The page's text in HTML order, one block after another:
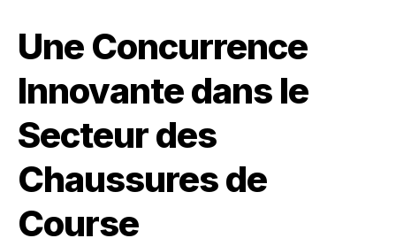
Une Concurrence
Innovante dans le
Secteur des
Chaussures de
Course